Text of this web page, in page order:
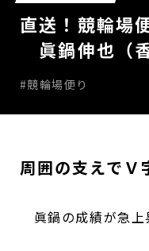
直送！競輪場
眞鍋伸也（
#競輪場便り
周囲の支えでＶ
眞鍋の成績が急上